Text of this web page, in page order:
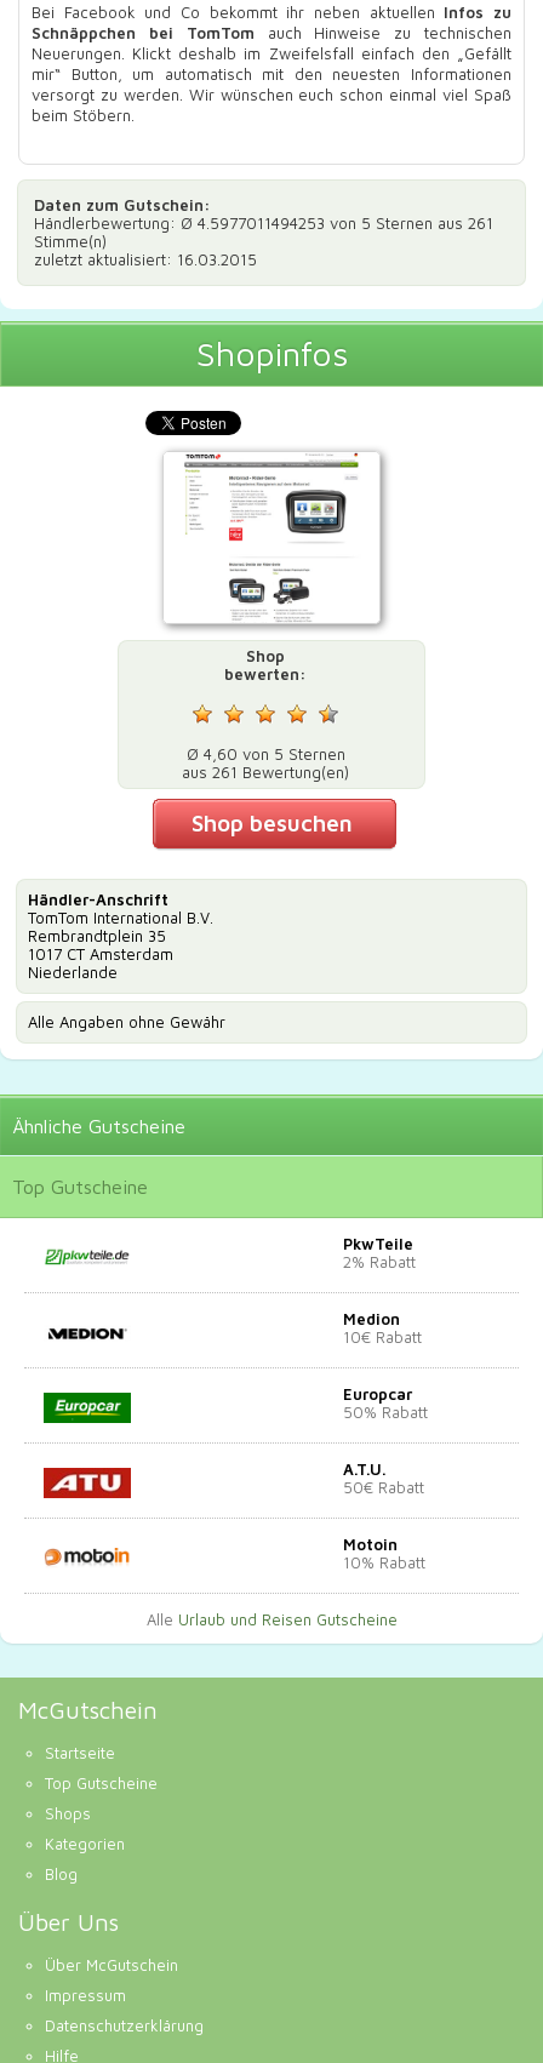
Bei Facebook und Co bekommt ihr neben aktuellen Infos zu
Schnäppchen bei TomTom auch Hinweise zu technischen
Neuerungen. Klickt deshalb im Zweifelsfall einfach den „Gefällt
mir“ Button, um automatisch mit den neuesten Informationen
versorgt zu werden. Wir wünschen euch schon einmal viel Spaß
beim Stöbern.
Daten zum Gutschein:
Händlerbewertung: Ø 4.5977011494253 von 5 Sternen aus 261
Stimme(n)
zuletzt aktualisiert: 16.03.2015
Shopinfos
Shop
bewerten:
Ø 4,60 von 5 Sternen
aus 261 Bewertung(en)
Shop besuchen
Händler-Anschrift
TomTom International B.V.
Rembrandtplein 35
1017 CT Amsterdam
Niederlande
Alle Angaben ohne Gewähr
Ähnliche Gutscheine
Top Gutscheine
PkwTeile
2% Rabatt
Medion
10€ Rabatt
Europcar
50% Rabatt
A.T.U.
50€ Rabatt
Motoin
10% Rabatt
Alle Urlaub und Reisen Gutscheine
McGutschein
Startseite
Top Gutscheine
Shops
Kategorien
Blog
Über Uns
Über McGutschein
Impressum
Datenschutzerklärung
Hilfe